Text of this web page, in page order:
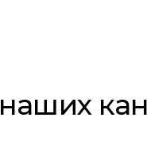
наших